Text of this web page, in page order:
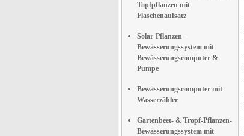
Topfpflanzen mit
Flaschenaufsatz
Solar-Pflanzen-
Bewässerungssystem mit
Bewässerungscomputer &
Pumpe
Bewässerungscomputer mit
Wasserzähler
Gartenbeet- & Tropf-Pflanzen-
Bewässerungssystem mit